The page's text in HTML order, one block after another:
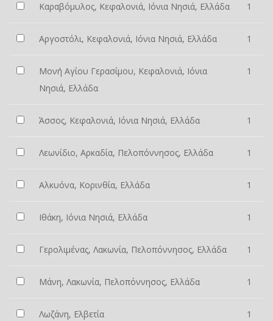
Καραβόμυλος, Κεφαλονιά, Ιόνια Νησιά, Ελλάδα 1
Αργοστόλι, Κεφαλονιά, Ιόνια Νησιά, Ελλάδα 1
Μονή Αγίου Γερασίμου, Κεφαλονιά, Ιόνια
Νησιά, Ελλάδα
1
Άσσος, Κεφαλονιά, Ιόνια Νησιά, Ελλάδα 1
Λεωνίδιο, Αρκαδία, Πελοπόννησος, Ελλάδα 1
Αλκυόνα, Κορινθία, Ελλάδα 1
Ιθάκη, Ιόνια Νησιά, Ελλάδα 1
Γερολιμένας, Λακωνία, Πελοπόννησος, Ελλάδα 1
Μάνη, Λακωνία, Πελοπόννησος, Ελλάδα 1
Λωζάνη, Ελβετία 1